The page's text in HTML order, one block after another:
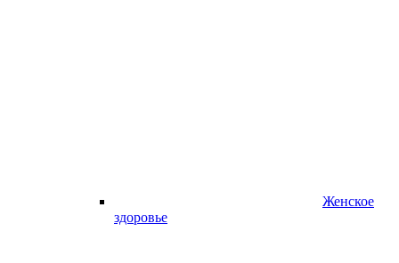
Женское
здоровье